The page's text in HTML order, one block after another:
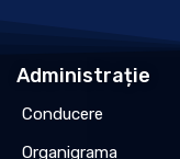
Administrație
Conducere
Organigrama